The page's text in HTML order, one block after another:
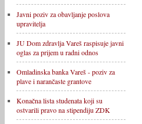
Javni poziv za obavljanje poslova
upravitelja
JU Dom zdravlja Vareš raspisuje javni
oglas za prijem u radni odnos
Omladinska banka Vareš - poziv za
plave i narančaste grantove
Konačna lista studenata koji su
ostvarili pravo na stipendiju ZDK